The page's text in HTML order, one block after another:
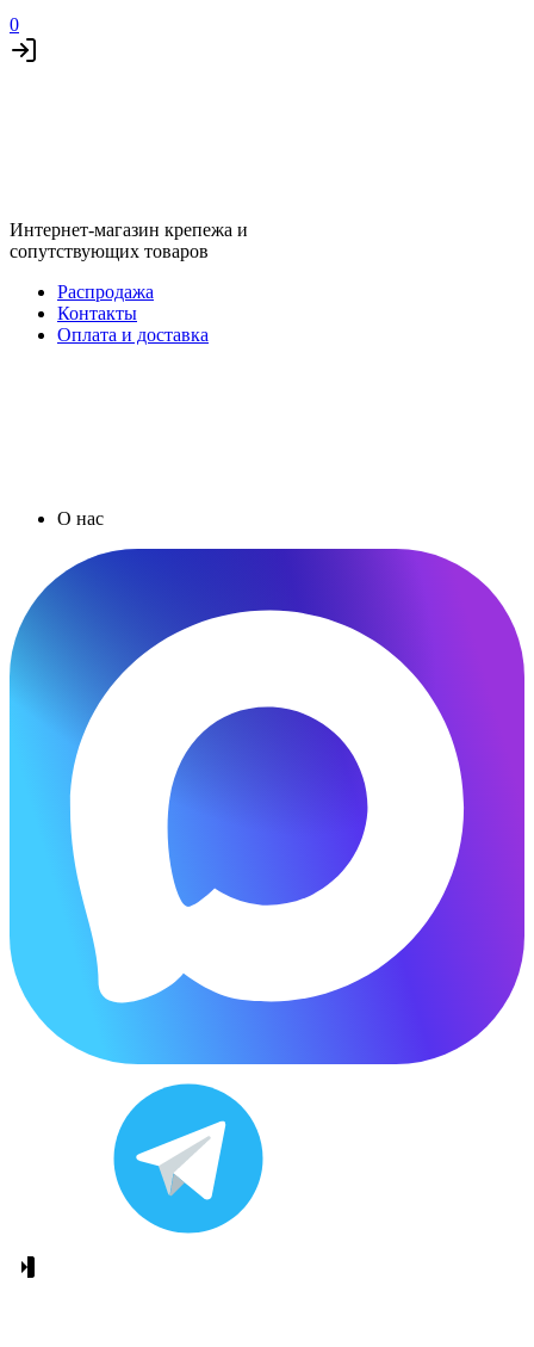
0
Интернет-магазин крепежа и
сопутствующих товаров
Распродажа
Контакты
Оплата и доставка
О нас